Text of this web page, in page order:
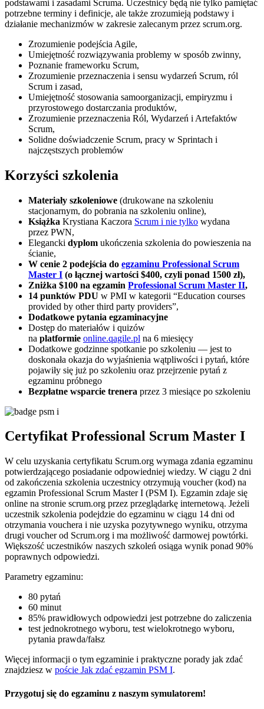
podstawami i zasadami Scruma. Uczestnicy będą nie tylko pamiętać
potrzebne terminy i definicje, ale także zrozumieją podstawy i
działanie mechanizmów w zakresie zalecanym przez scrum.org.
Zrozumienie podejścia Agile,
Umiejętność rozwiązywania problemy w sposób zwinny,
Poznanie frameworku Scrum,
Zrozumienie przeznaczenia i sensu wydarzeń Scrum, ról
Scrum i zasad,
Umiejętność stosowania samoorganizacji, empiryzmu i
przyrostowego dostarczania produktów,
Zrozumienie przeznaczenia Ról, Wydarzeń i Artefaktów
Scrum,
Solidne doświadczenie Scrum, pracy w Sprintach i
najczęstszych problemów
Korzyści szkolenia
Materiały szkoleniowe (drukowane na szkoleniu
stacjonarnym, do pobrania na szkoleniu online),
Książka Krystiana Kaczora Scrum i nie tylko wydana
przez PWN,
Elegancki dyplom ukończenia szkolenia do powieszenia na
ścianie,
W cenie 2 podejścia do egzaminu Professional Scrum
Master I (o łącznej wartości $400, czyli ponad 1500 zł),
Zniżka $100 na egzamin Professional Scrum Master II,
14 punktów PDU w PMI w kategorii “Education courses
provided by other third party providers”,
Dodatkowe pytania egzaminacyjne
Dostęp do materiałów i quizów
na platformie online.qagile.pl na 6 miesięcy
Dodatkowe godzinne spotkanie po szkoleniu — jest to
doskonała okazja do wyjaśnienia wątpliwości i pytań, które
pojawiły się już po szkoleniu oraz przejrzenie pytań z
egzaminu próbnego
Bezpłatne wsparcie trenera przez 3 miesiące po szkoleniu
Certyfikat Professional Scrum Master I
W celu uzyskania certyfikatu Scrum.org wymaga zdania egzaminu
potwierdzającego posiadanie odpowiedniej wiedzy. W ciągu 2 dni
od zakończenia szkolenia uczestnicy otrzymują voucher (kod) na
egzamin Professional Scrum Master I (PSM I). Egzamin zdaje się
online na stronie scrum.org przez przeglądarkę internetową. Jeżeli
uczestnik szkolenia podejdzie do egzaminu w ciągu 14 dni od
otrzymania vouchera i nie uzyska pozytywnego wyniku, otrzyma
drugi voucher od Scrum.org i ma możliwość darmowej powtórki.
Większość uczestników naszych szkoleń osiąga wynik ponad 90%
poprawnych odpowiedzi.
Parametry egzaminu:
80 pytań
60 minut
85% prawidłowych odpowiedzi jest potrzebne do zaliczenia
test jednokrotnego wyboru, test wielokrotnego wyboru,
pytania prawda/fałsz
Więcej informacji o tym egzaminie i praktyczne porady jak zdać
znajdziesz w poście Jak zdać egzamin PSM I.
Przygotuj się do egzaminu z naszym symulatorem!